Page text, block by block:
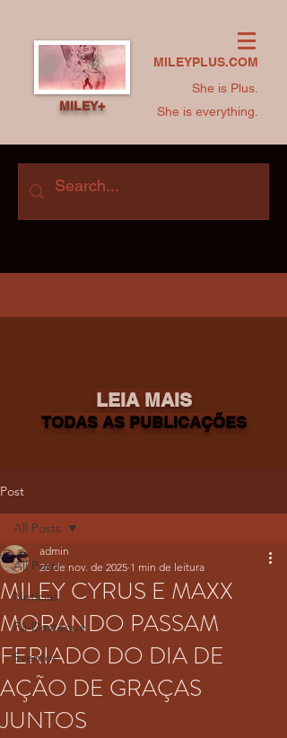
MILEYPLUS.COM
She is Plus.
She is everything.
MILEY+
LEIA MAIS
TODAS AS PUBLICAÇÕES
Post
All Posts
Notícias
Fã-Destaque
Eventos
All Posts
MILEY CYRUS E MAXX
MORANDO PASSAM
FERIADO DO DIA DE
AÇÃO DE GRAÇAS
JUNTOS
admin
26 de nov. de 2025 1 min de leitura